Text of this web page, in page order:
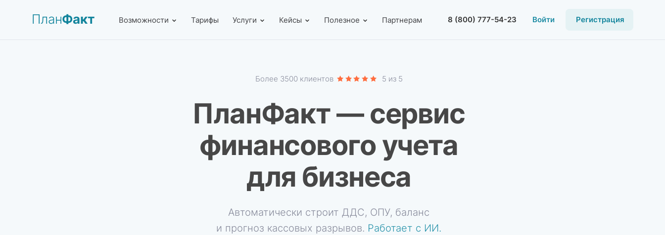
ПланФакт Возможности Тарифы Услуги Кейсы Полезное Партнерам 8 (800) 777-54-23 Войти Регистрация
Более 3500 клиентов 5 из 5
ПланФакт — сервис
финансового учета
для бизнеса
Автоматически строит ДДС, ОПУ, баланс
и прогноз кассовых разрывов. Работает с ИИ.